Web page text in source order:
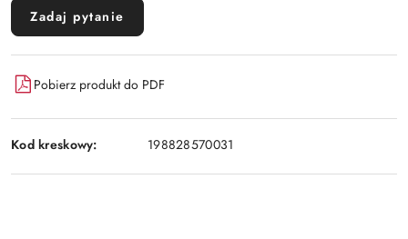
Zadaj pytanie
Pobierz produkt do PDF
Kod kreskowy: 198828570031